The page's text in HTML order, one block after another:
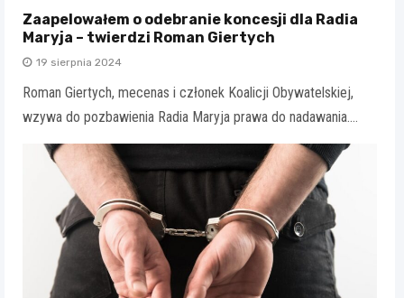
Zaapelowałem o odebranie koncesji dla Radia
Maryja – twierdzi Roman Giertych
19 sierpnia 2024
Roman Giertych, mecenas i członek Koalicji Obywatelskiej,
wzywa do pozbawienia Radia Maryja prawa do nadawania.…